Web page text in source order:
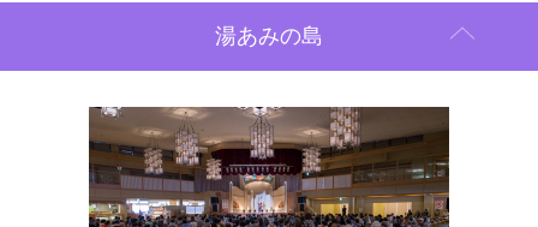
湯あみの島